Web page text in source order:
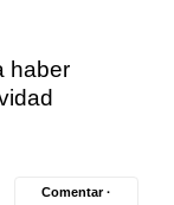
haber
Comentar ·